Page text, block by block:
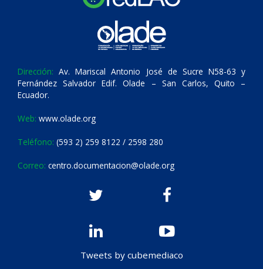
Dirección: Av. Mariscal Antonio José de Sucre N58-63 y
Fernández Salvador Edif. Olade – San Carlos, Quito –
Ecuador.
Web: www.olade.org
Teléfono: (593 2) 259 8122 / 2598 280
Correo: centro.documentacion@olade.org
Tweets by cubemediaco